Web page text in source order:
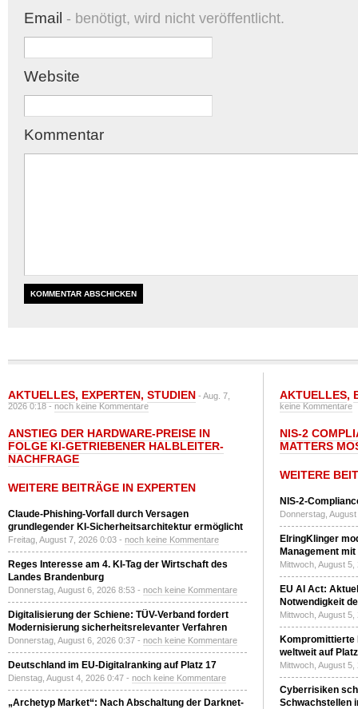
Email - benötigt, wird nicht veröffentlicht.
Website
Kommentar
AKTUELLES, EXPERTEN, STUDIEN - Aug. 7,
2026 0:18 -noch keine Kommentare
ANSTIEG DER HARDWARE-PREISE IN
FOLGE KI-GETRIEBENER HALBLEITER-
NACHFRAGE
WEITERE BEITRÄGE IN EXPERTEN
Claude-Phishing-Vorfall durch Versagen
grundlegender KI-Sicherheitsarchitektur ermöglicht
Freitag, August 7, 2026 0:03 - noch keine Kommentare
Reges Interesse am 4. KI-Tag der Wirtschaft des
Landes Brandenburg
Donnerstag, August 6, 2026 8:53 - noch keine Kommentare
Digitalisierung der Schiene: TÜV-Verband fordert
Modernisierung sicherheitsrelevanter Verfahren
Donnerstag, August 6, 2026 0:37 - noch keine Kommentare
Deutschland im EU-Digitalranking auf Platz 17
Dienstag, August 4, 2026 0:47 - noch keine Kommentare
„Archetyp Market“: Nach Abschaltung der Darknet-
AKTUELLES,
keine Kommentare
NIS-2
MATTERS
WEITERE
NIS-2-
Donnerstag,
ElringKlinger
Management
Mittwoch, August
EU AI Act:
Notwendigkeit
Mittwoch, August
Kompromittierte
weltweit auf
Mittwoch, August
Cyberrisiken
Schwachstellen